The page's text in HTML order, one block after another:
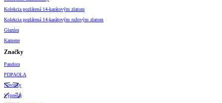
Kolekcia pozlátená 14-karátovým zlatom
Kolekcia pozlátená 14-karátovým ružovým zlatom
Glazúra
Kamene
Značky
Pandora
PDPAOLA
Novinky
Výpredaj